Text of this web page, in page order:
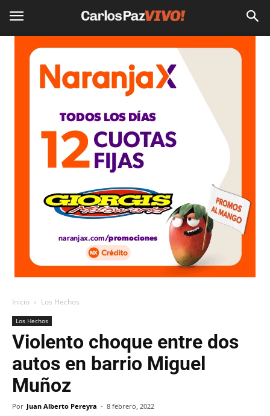
Inicio Los Hechos
Los Hechos
Violento choque entre dos
autos en barrio Miguel
Muñoz
Por Juan Alberto Pereyra - 8 febrero, 2022